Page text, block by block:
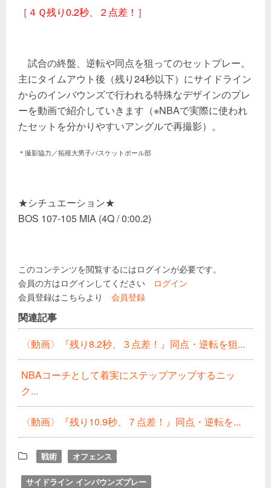
［４Ｑ残り0.2秒、２点差！］
試合の終盤、逆転や同点を狙ってのセットプレー。
主にタイムアウト後（残り24秒以下）にサイドライン
からのインバウンズで行われる特殊なデザインのプレ
ーを動画で紹介していきます（※NBAで実際に使われ
たセットを分かりやすいアングルで再撮影）。
＊撮影協力／拓殖大男子バスケットボール部
★シチュエーション★
BOS 107-105 MIA (4Q / 0:00.2)
このコンテンツを閲覧するにはログインが必要です。
会員の方はログインしてください ログイン
会員登録はこちらより 会員登録
関連記事
〈動画〉『残り8.2秒、３点差！』同点・逆転を狙...
NBAコーチとして着実にステップアップするニッ
ク...
〈動画〉『残り10.9秒、７点差！』同点・逆転を...
戦術 オフェンス
サイドライン インバウンズプレー